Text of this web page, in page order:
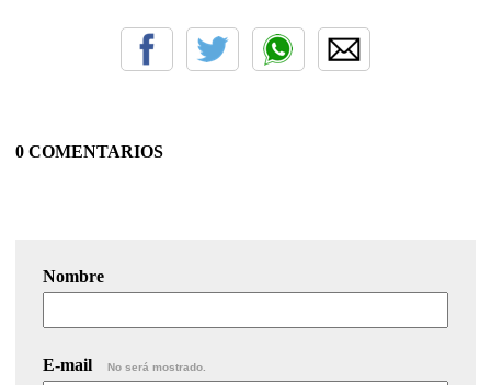
0 COMENTARIOS
Nombre
E-mail No será mostrado.